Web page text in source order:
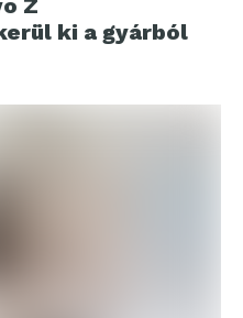
Z
ki a gyárból